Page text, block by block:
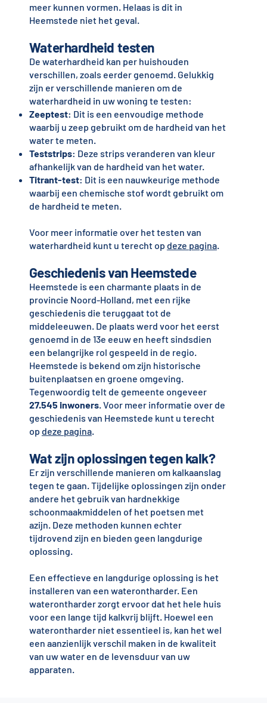
meer kunnen vormen. Helaas is dit in
Heemstede niet het geval.
Waterhardheid testen
De waterhardheid kan per huishouden
verschillen, zoals eerder genoemd. Gelukkig
zijn er verschillende manieren om de
waterhardheid in uw woning te testen:
Zeeptest: Dit is een eenvoudige methode
waarbij u zeep gebruikt om de hardheid van het
water te meten.
Teststrips: Deze strips veranderen van kleur
afhankelijk van de hardheid van het water.
Titrant-test: Dit is een nauwkeurige methode
waarbij een chemische stof wordt gebruikt om
de hardheid te meten.
Voor meer informatie over het testen van
waterhardheid kunt u terecht op deze pagina.
Geschiedenis van Heemstede
Heemstede is een charmante plaats in de
provincie Noord-Holland, met een rijke
geschiedenis die teruggaat tot de
middeleeuwen. De plaats werd voor het eerst
genoemd in de 13e eeuw en heeft sindsdien
een belangrijke rol gespeeld in de regio.
Heemstede is bekend om zijn historische
buitenplaatsen en groene omgeving.
Tegenwoordig telt de gemeente ongeveer
27.545 inwoners. Voor meer informatie over de
geschiedenis van Heemstede kunt u terecht
op deze pagina.
Wat zijn oplossingen tegen kalk?
Er zijn verschillende manieren om kalkaanslag
tegen te gaan. Tijdelijke oplossingen zijn onder
andere het gebruik van hardnekkige
schoonmaakmiddelen of het poetsen met
azijn. Deze methoden kunnen echter
tijdrovend zijn en bieden geen langdurige
oplossing.
Een effectieve en langdurige oplossing is het
installeren van een waterontharder. Een
waterontharder zorgt ervoor dat het hele huis
voor een lange tijd kalkvrij blijft. Hoewel een
waterontharder niet essentieel is, kan het wel
een aanzienlijk verschil maken in de kwaliteit
van uw water en de levensduur van uw
apparaten.